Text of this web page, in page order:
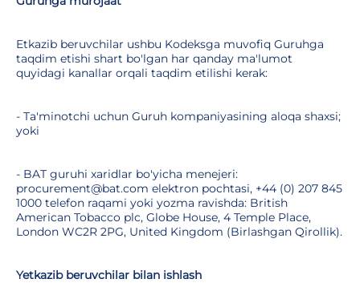
Etkazib beruvchilar ushbu Kodeksga muvofiq Guruhga
taqdim etishi shart bo'lgan har qanday ma'lumot
quyidagi kanallar orqali taqdim etilishi kerak:
- Ta'minotchi uchun Guruh kompaniyasining aloqa shaxsi;
yoki
- BAT guruhi xaridlar bo'yicha menejeri:
procurement@bat.com elektron pochtasi, +44 (0) 207 845
1000 telefon raqami yoki yozma ravishda: British
American Tobacco plc, Globe House, 4 Temple Place,
London WC2R 2PG, United Kingdom (Birlashgan Qirollik).
Yetkazib beruvchilar bilan ishlash